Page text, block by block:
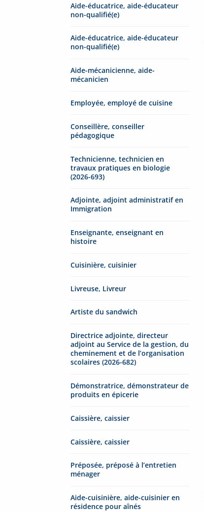
Aide-éducatrice, aide-éducateur
non-qualifié(e)
Aide-éducatrice, aide-éducateur
non-qualifié(e)
Aide-mécanicienne, aide-
mécanicien
Employée, employé de cuisine
Conseillère, conseiller
pédagogique
Technicienne, technicien en
travaux pratiques en biologie
(2026-693)
Adjointe, adjoint administratif en
Immigration
Enseignante, enseignant en
histoire
Cuisinière, cuisinier
Livreuse, Livreur
Artiste du sandwich
Directrice adjointe, directeur
adjoint au Service de la gestion, du
cheminement et de l’organisation
scolaires (2026-682)
Démonstratrice, démonstrateur de
produits en épicerie
Caissière, caissier
Caissière, caissier
Préposée, préposé à l’entretien
ménager
Aide-cuisinière, aide-cuisinier en
résidence pour aînés